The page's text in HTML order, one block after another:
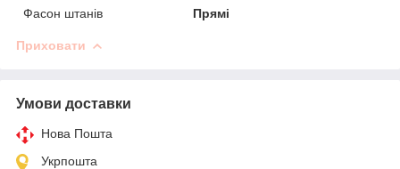
Фасон штанів
Прямі
Приховати
Умови доставки
Нова Пошта
Укрпошта